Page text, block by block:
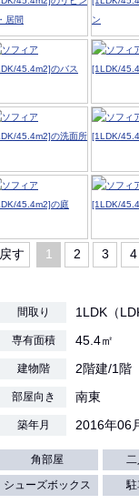
戻す 1 2 3 4
間取り 1LDK（
専有面積 45.4㎡
建物階 2階建/1階
部屋向き 南東
築年月 2016年06
角部屋
シューズボックス 駐